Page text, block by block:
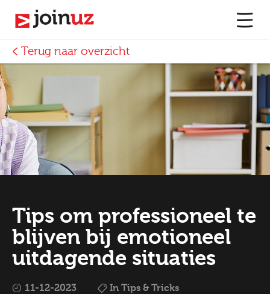
Terug naar overzicht
Tips om professioneel te
blijven bij emotioneel
uitdagende situaties
11-12-2023 In Tips & Tricks